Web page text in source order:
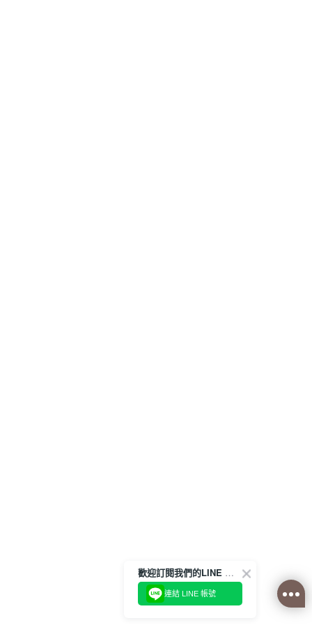
歡迎訂閱我們的LINE 官方帳號
連結 LINE 帳號